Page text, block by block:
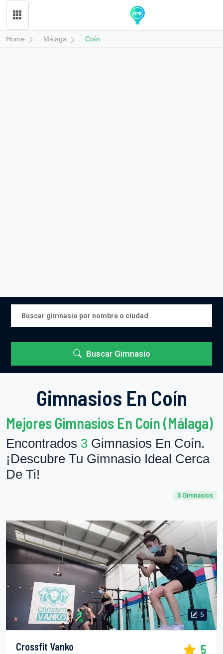
Home Málaga Coín
Buscar Gimnasio
Gimnasios En Coín
Mejores Gimnasios En Coín (Málaga)
Encontrados 3 Gimnasios En Coín.
¡Descubre Tu Gimnasio Ideal Cerca
De Ti!
3 Gimnasios
5
Crossfit Vanko 5